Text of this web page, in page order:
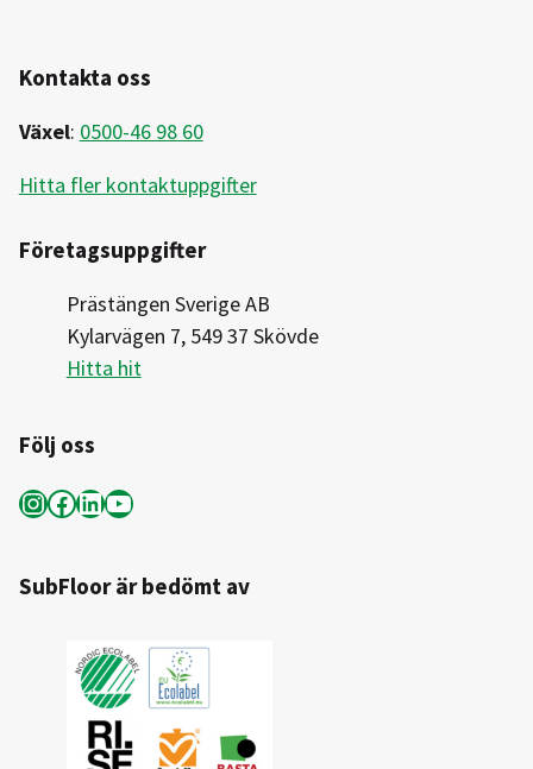
Kontakta oss
Växel: 0500-46 98 60
Hitta fler kontaktuppgifter
Företagsuppgifter
Prästängen Sverige AB
Kylarvägen 7, 549 37 Skövde
Hitta hit
Följ oss
InstagramFacebook LinkedIn YouTube
SubFloor är bedömt av